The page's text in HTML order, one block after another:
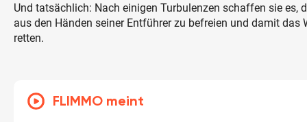
Und tatsächlich: Nach einigen Turbulenzen schaffen sie es,
aus den Händen seiner Entführer zu befreien und damit das
retten.
FLIMMO meint